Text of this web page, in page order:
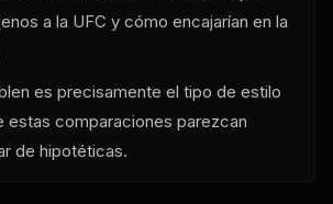
a la UFC y cómo encajarían en la
es precisamente el tipo de estilo
estas comparaciones parezcan
de hipotéticas.